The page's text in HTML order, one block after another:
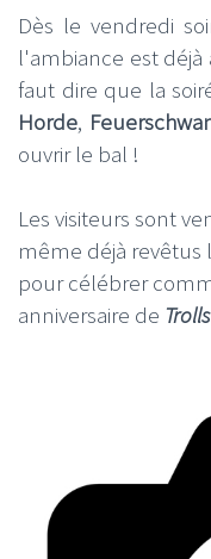
Dès le vendredi
l'ambiance est
faut dire que la
Horde,
ouvrir le bal !
Les visiteurs sont
même déjà
pour célébrer
anniversaire de